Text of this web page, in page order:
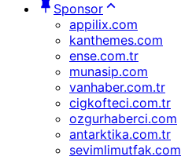
Sponsor
appilix.com
kanthemes.com
ense.com.tr
munasip.com
vanhaber.com.tr
cigkofteci.com.tr
ozgurhaberci.com
antarktika.com.tr
sevimlimutfak.com